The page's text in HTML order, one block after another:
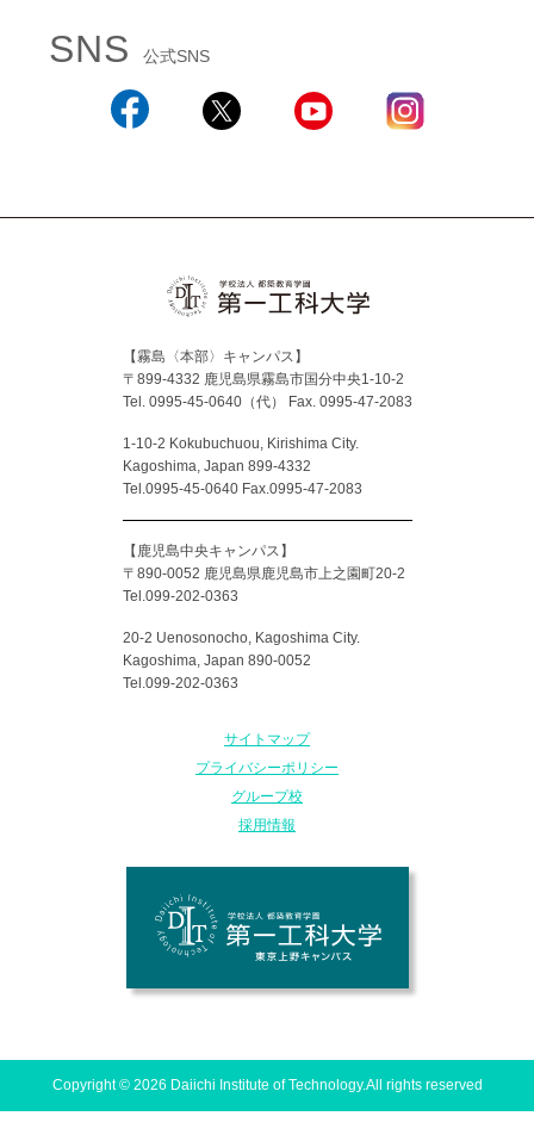
SNS 公式SNS
【霧島〈本部〉キャンパス】
〒899-4332 鹿児島県霧島市国分中央1-10-2
Tel. 0995-45-0640（代）
Fax. 0995-47-2083
1-10-2 Kokubuchuou, Kirishima City.
Kagoshima, Japan 899-4332
Tel.0995-45-0640 Fax.0995-47-2083
【鹿児島中央キャンパス】
〒890-0052 鹿児島県鹿児島市上之園町20-2
Tel.099-202-0363
20-2 Uenosonocho, Kagoshima City.
Kagoshima, Japan 890-0052
Tel.099-202-0363
サイトマップ
プライバシーポリシー
グループ校
採用情報
Copyright © 2026 Daiichi Institute of Technology.All rights reserved